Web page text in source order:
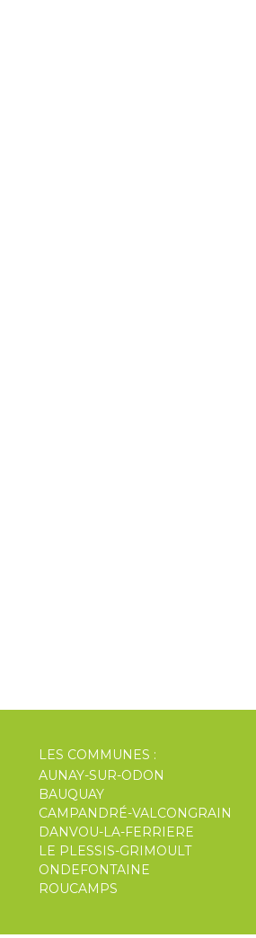
LES COMMUNES :
AUNAY-SUR-ODON
BAUQUAY
CAMPANDRÉ-VALCONGRAIN
DANVOU-LA-FERRIERE
LE PLESSIS-GRIMOULT
ONDEFONTAINE
ROUCAMPS